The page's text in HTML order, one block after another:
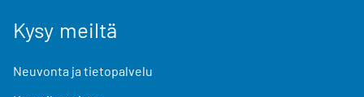
Kysy meiltä
Neuvonta ja tietopalvelu